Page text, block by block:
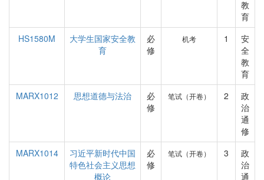
教
育
HS1580M
大学生国家安全教
育
必
修
机考 1
安
全
教
育
MARX1012
思想道德与法治
必
修
笔试（开卷） 2
政
治
通
修
MARX1014
习近平新时代中国
特色社会主义思想
概论
必
修
笔试（开卷） 3
政
治
通